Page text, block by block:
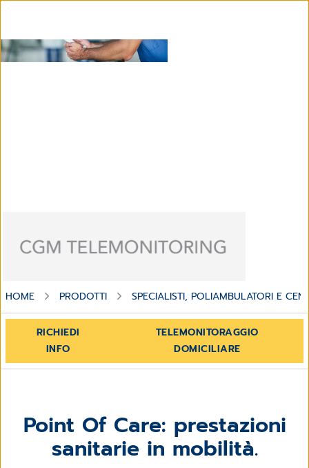
Software per il Telemonitoraggio
HOME PRODOTTI SPECIALISTI, POLIAMBULATORI E
RICHIEDI
INFO
TELEMONITORAGGIO
DOMICILIARE
Point Of Care: prestazioni
sanitarie in mobilità.